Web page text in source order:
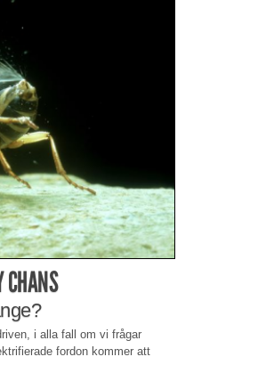
CHANS
i alla fall om vi frågar
fordon kommer att